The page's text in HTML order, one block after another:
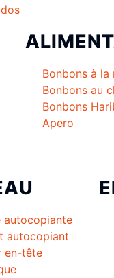
Bonbons à la
Bonbons au
Bonbons
Apero
autocopiante
autocopiant
en-tête